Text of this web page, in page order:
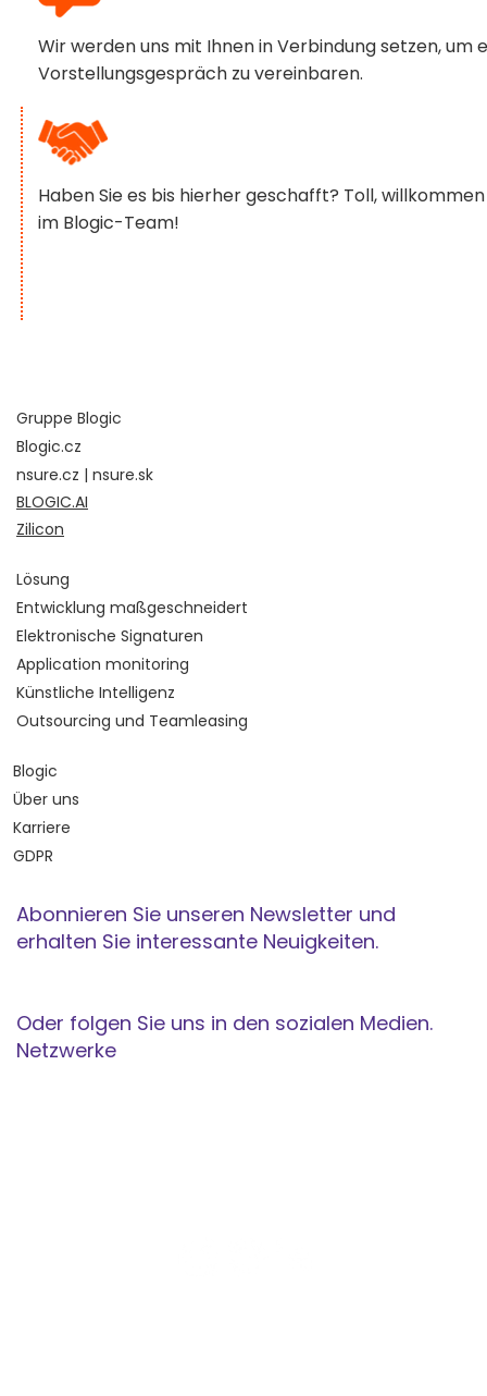
Wir werden uns mit Ihnen in Verbindung setzen, um
Vorstellungsgespräch zu vereinbaren.
Haben Sie es bis hierher geschafft? Toll, willkommen
im Blogic-Team!
Gruppe Blogic
Blogic.cz
nsure.cz | nsure.sk
BLOGIC.AI
Zilicon
Lösung
Entwicklung maßgeschneidert
Elektronische Signaturen
Application monitoring
Outsourcing und Teamleasing
Künstliche Intelligenz
Blogic
Über uns
Karriere
GDPR
Abonnieren Sie unseren Newsletter und
erhalten Sie interessante Neuigkeiten.
Oder folgen Sie uns in den sozialen Medien.
Netzwerke